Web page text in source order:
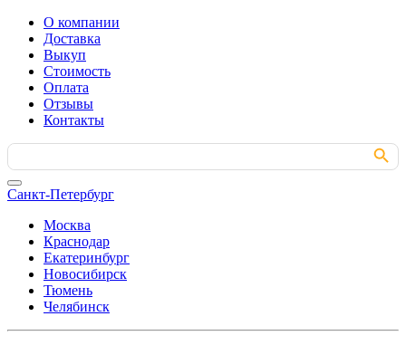
О компании
Доставка
Выкуп
Стоимость
Оплата
Отзывы
Контакты
Search
for:
Search Button
Санкт-Петербург
Москва
Краснодар
Екатеринбург
Новосибирск
Тюмень
Челябинск